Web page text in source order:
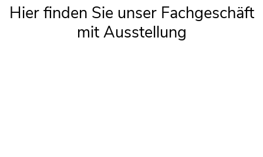
Hier fin­den Sie unser Fach­ge­schäft
mit Aus­stel­lung